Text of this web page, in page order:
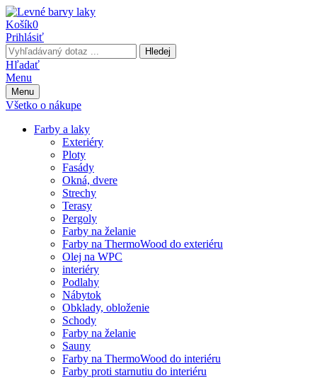
Košík0
Prihlásiť
Hledej
Hľadať
Menu
Menu
Všetko o nákupe
Farby a laky
Exteriéry
Ploty
Fasády
Okná, dvere
Strechy
Terasy
Pergoly
Farby na želanie
Farby na ThermoWood do exteriéru
Olej na WPC
interiéry
Podlahy
Nábytok
Obklady, obloženie
Schody
Farby na želanie
Sauny
Farby na ThermoWood do interiéru
Farby proti starnutiu do interiéru